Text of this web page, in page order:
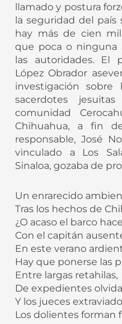
llamado y postura
la seguridad del país
hay más de cien
que poca o ninguna
las autoridades. El
López Obrador
investigación sobre
sacerdotes
comunidad
Chihuahua, a fin
responsable, José
vinculado a Los
Sinaloa, gozaba de
Un enrarecido
Tras los hechos de
¿O acaso el barco
Con el capitán
En este verano
Hay que ponerse las
Entre largas retahilas,
De expedientes
Y los jueces
Los dolientes forman